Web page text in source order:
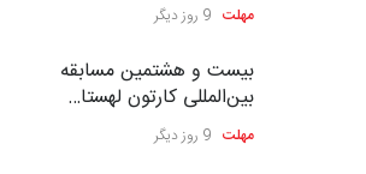
مهلت 9 روز دیگر
بیست و هشتمین مسابقه
بین‌المللی کارتون لهستا…
مهلت 9 روز دیگر